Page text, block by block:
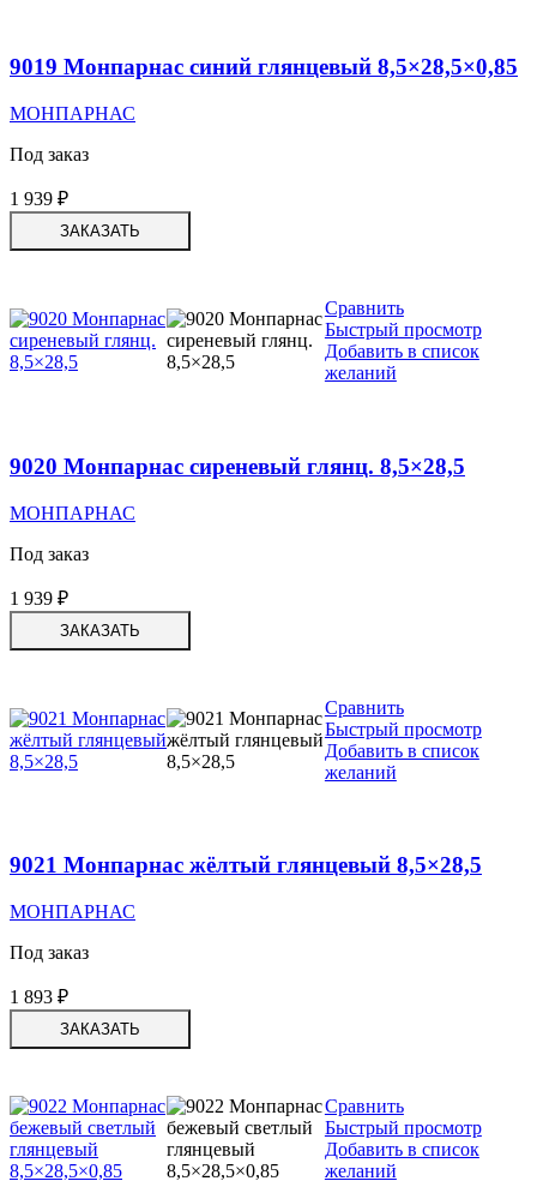
9019 Монпарнас синий глянцевый 8,5×28,5×0,85
МОНПАРНАС
Под заказ
1 939 ₽
ЗАКАЗАТЬ
Сравнить
Быстрый просмотр
Добавить в список
желаний
9020 Монпарнас сиреневый глянц. 8,5×28,5
МОНПАРНАС
Под заказ
1 939 ₽
ЗАКАЗАТЬ
Сравнить
Быстрый просмотр
Добавить в список
желаний
9021 Монпарнас жёлтый глянцевый 8,5×28,5
МОНПАРНАС
Под заказ
1 893 ₽
ЗАКАЗАТЬ
Сравнить
Быстрый просмотр
Добавить в список
желаний